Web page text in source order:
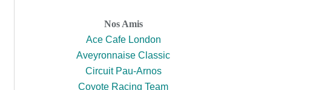
Nos Amis
Ace Cafe London
Aveyronnaise Classic
Circuit Pau-Arnos
Coyote Racing Team